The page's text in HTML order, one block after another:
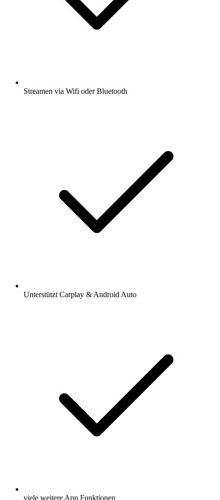
Streamen via Wifi oder Bluetooth
Unterstützt Carplay & Android Auto
viele weitere App Funktionen